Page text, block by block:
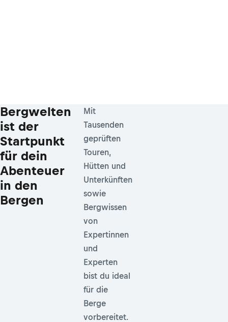
Bergwelten
ist der
Startpunkt
für dein
Abenteuer
in den
Bergen
Mit
Tausenden
geprüften
Touren,
Hütten und
Unterkünften
sowie
Bergwissen
von
Expertinnen
und
Experten
bist du ideal
für die
Berge
vorbereitet.